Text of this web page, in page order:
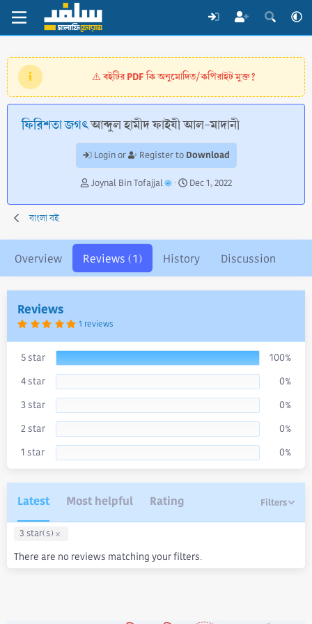
⚠️বইটির PDF কি অনুমোদিত/কপিরাইট মুক্ত?
ফিরিশতা জগৎআব্দুল হামীদ ফাইযী আল-মাদানী
Login or Register to Download
A
t
Joynal Bin Tofajjal
C
e
o
n
d
Dec 1, 2022
বাংলা বই
Overview Reviews (1) History Discussion
Reviews
5
0
0
s
t
a
(
s
1 reviews
5 star
100%
4 star
0%
3 star
0%
2 star
0%
1 star
0%
Latest Most helpful Rating Filters
3 star(s)
There are no reviews matching your filters.